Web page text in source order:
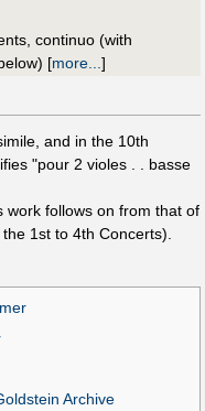
continuo (with
[more...]
and in the 10th
"pour 2 violes . . basse
follows on from that of
1st to 4th Concerts).
Archive